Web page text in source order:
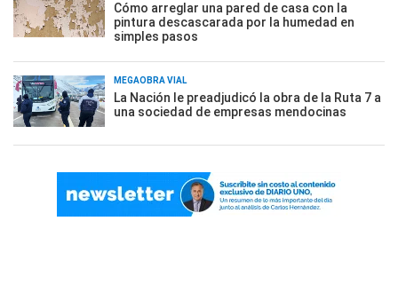
Cómo arreglar una pared de casa con la
pintura descascarada por la humedad en
simples pasos
MEGAOBRA VIAL
La Nación le preadjudicó la obra de la Ruta 7 a
una sociedad de empresas mendocinas